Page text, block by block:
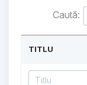
Caută:
TITLU